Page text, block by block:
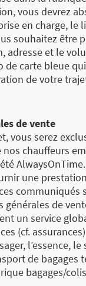
vous devrez
en charge, le
souhaitez être
adresse et le
de carte bleue
de votre
de vente
vous serez
nos chauffeurs
une
communiqués
de
un service
(cf.
l’essence, le
de bagages
bagages/